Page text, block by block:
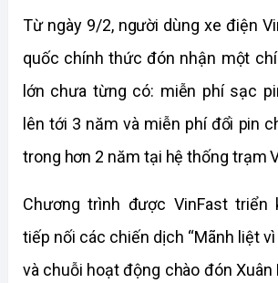
Từ ngày 9/2, người dùng xe điện
quốc chính thức đón nhận một
lớn chưa từng có: miễn phí sạc
lên tới 3 năm và miễn phí đổi pin
trong hơn 2 năm tại hệ thống trạm
Chương trình được VinFast triển
tiếp nối các chiến dịch “Mãnh liệt vì
và chuỗi hoạt động chào đón Xuân